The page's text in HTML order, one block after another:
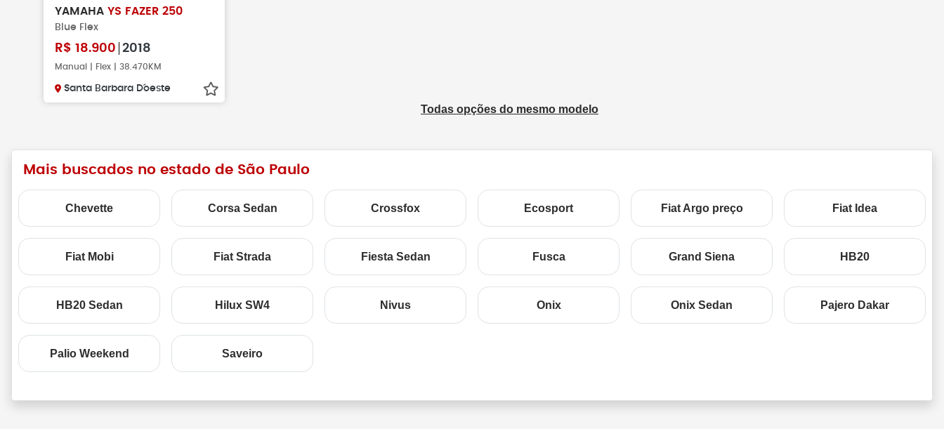
YAMAHA YS FAZER 250
Blue Flex
R$ 18.900 2018
Manual | Flex | 38.470KM
Santa Barbara D´oeste
Todas opções do mesmo modelo
Mais buscados no estado de São Paulo
Chevette Corsa Sedan Crossfox Ecosport Fiat Argo preço Fiat Idea
Fiat Mobi Fiat Strada Fiesta Sedan Fusca Grand Siena HB20
HB20 Sedan Hilux SW4 Nivus Onix Onix Sedan Pajero Dakar
Palio Weekend Saveiro